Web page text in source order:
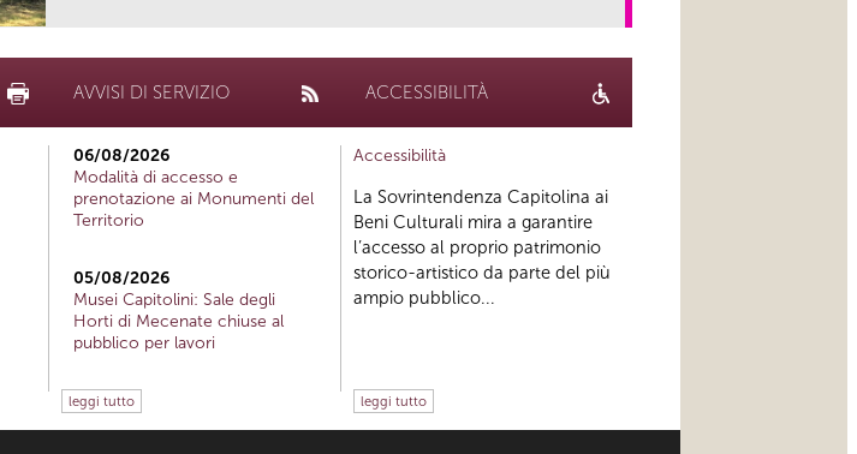
AVVISI DI SERVIZIO
06/08/2026
Modalità di accesso e
prenotazione ai Monumenti del
Territorio
05/08/2026
Musei Capitolini: Sale degli
Horti di Mecenate chiuse al
pubblico per lavori
leggi tutto
ACCESSIBILITÀ
Accessibilità
La Sovrintendenza Capitolina ai
Beni Culturali mira a garantire
l’accesso al proprio patrimonio
storico-artistico da parte del più
ampio pubblico...
leggi tutto